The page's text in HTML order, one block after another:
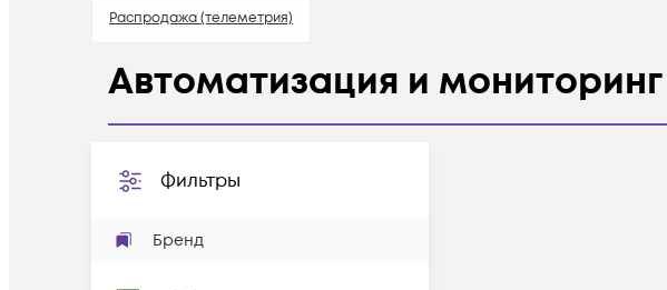
Распродажа (телеметрия)
Автоматизация и
Фильтры
Бренд